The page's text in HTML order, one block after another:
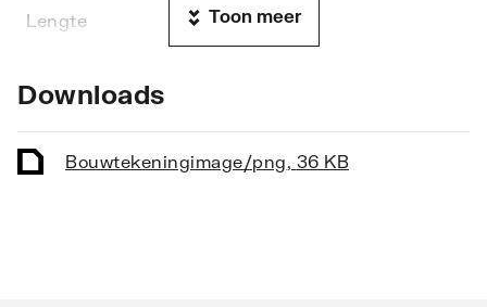
Lengte 600
Vorm collector Rond
Toon meer
Downloads
Bouwtekeningimage/png 36 KB